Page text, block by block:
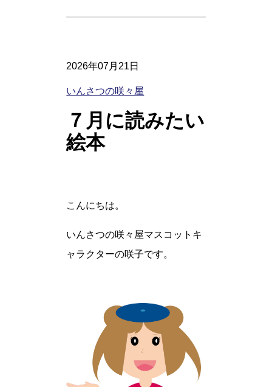
2026年07月21日
いんさつの咲々屋
７月に読みたい
絵本
こんにちは。
いんさつの咲々屋マスコットキ
ャラクターの咲子です。